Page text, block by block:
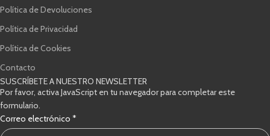
Política de Devoluciones
Política de Privacidad
Política de Cookies
Contacto
SUSCRÍBETE A NUESTRO NEWSLETTER
Por favor, activa JavaScript en tu navegador para completar este
formulario.
de
verificación
Correo electrónico *